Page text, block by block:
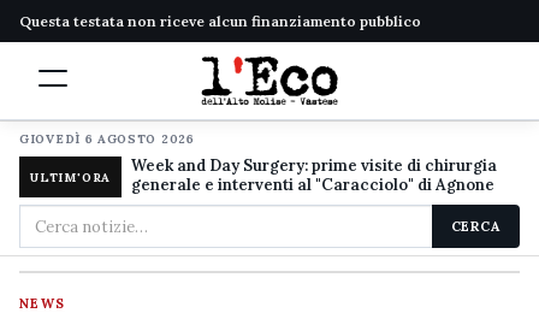
Questa testata non riceve alcun finanziamento pubblico
GIOVEDÌ 6 AGOSTO 2026
ULTIM'ORA
Week and Day Surgery: prime visite di chirurgia
generale e interventi al "Caracciolo" di Agnone
Cerca
nel
sito
CERCA
NEWS